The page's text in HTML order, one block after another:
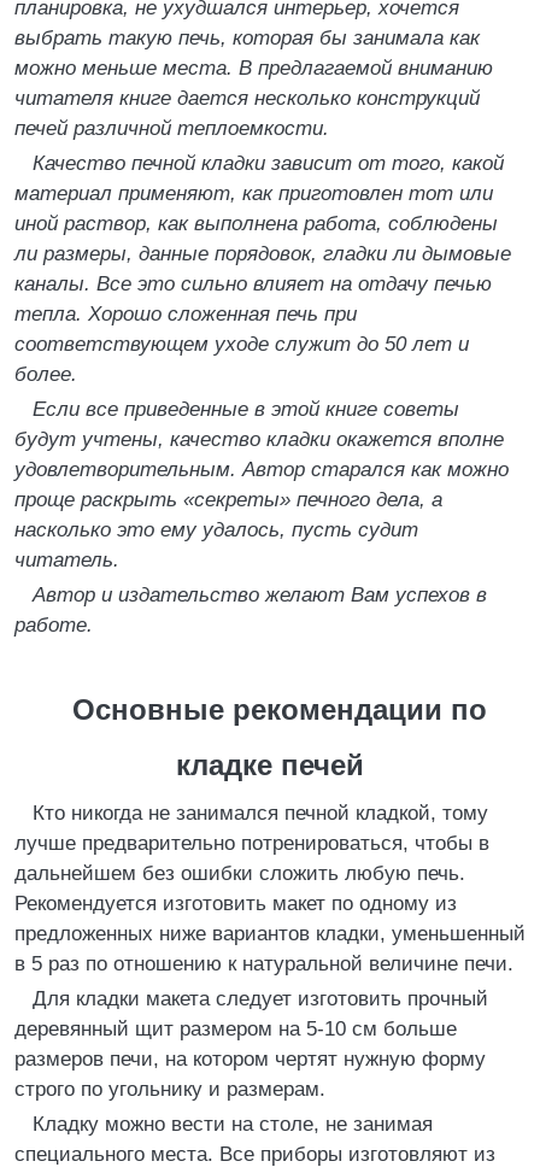
планировка, не ухудшался интерьер, хочется
выбрать такую печь, которая бы занимала как
можно меньше места. В предлагаемой вниманию
читателя книге дается несколько конструкций
печей различной теплоемкости.
Качество печной кладки зависит от того, какой
материал применяют, как приготовлен тот или
иной раствор, как выполнена работа, соблюдены
ли размеры, данные порядовок, гладки ли дымовые
каналы. Все это сильно влияет на отдачу печью
тепла. Хорошо сложенная печь при
соответствующем уходе служит до 50 лет и
более.
Если все приведенные в этой книге советы
будут учтены, качество кладки окажется вполне
удовлетворительным. Автор старался как можно
проще раскрыть «секреты» печного дела, а
насколько это ему удалось, пусть судит
читатель.
Автор и издательство желают Вам успехов в
работе.
Основные рекомендации по
кладке печей
Кто никогда не занимался печной кладкой, тому
лучше предварительно потренироваться, чтобы в
дальнейшем без ошибки сложить любую печь.
Рекомендуется изготовить макет по одному из
предложенных ниже вариантов кладки, уменьшенный
в 5 раз по отношению к натуральной величине печи.
Для кладки макета следует изготовить прочный
деревянный щит размером на 5-10 см больше
размеров печи, на котором чертят нужную форму
строго по угольнику и размерам.
Кладку можно вести на столе, не занимая
специального места. Все приборы изготовляют из